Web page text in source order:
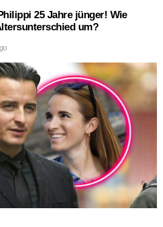
25 Jahre jünger! Wie
um?